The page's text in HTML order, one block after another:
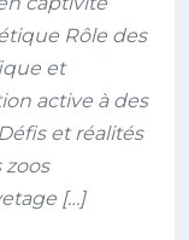
Rôle des
et
active à des
et réalités
[…]